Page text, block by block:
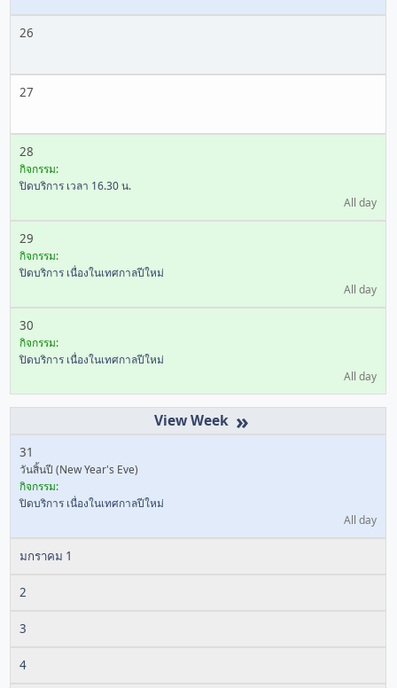
26
27
28
กิจกรรม:
ปิดบริการ เวลา 16.30 น.
All day
29
กิจกรรม:
ปิดบริการ เนื่องในเทศกาลปีใหม่
All day
30
กิจกรรม:
ปิดบริการ เนื่องในเทศกาลปีใหม่
All day
»
31
วันสิ้นปี (New Year's Eve)
กิจกรรม:
ปิดบริการ เนื่องในเทศกาลปีใหม่
All day
มกราคม 1
2
3
4